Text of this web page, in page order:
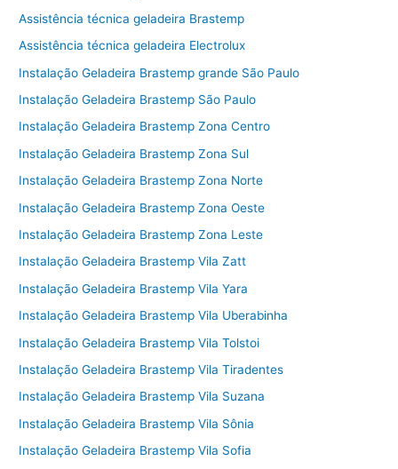
Assistência técnica geladeira Brastemp
Assistência técnica geladeira Electrolux
Instalação Geladeira Brastemp grande São Paulo
Instalação Geladeira Brastemp São Paulo
Instalação Geladeira Brastemp Zona Centro
Instalação Geladeira Brastemp Zona Sul
Instalação Geladeira Brastemp Zona Norte
Instalação Geladeira Brastemp Zona Oeste
Instalação Geladeira Brastemp Zona Leste
Instalação Geladeira Brastemp Vila Zatt
Instalação Geladeira Brastemp Vila Yara
Instalação Geladeira Brastemp Vila Uberabinha
Instalação Geladeira Brastemp Vila Tolstoi
Instalação Geladeira Brastemp Vila Tiradentes
Instalação Geladeira Brastemp Vila Suzana
Instalação Geladeira Brastemp Vila Sônia
Instalação Geladeira Brastemp Vila Sofia